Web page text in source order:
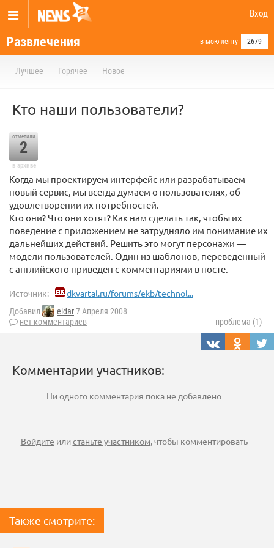
Вход
Развлечения в мою ленту 2679
Лучшее Горячее Новое
Кто наши пользователи?
отметили
2
в архиве
Когда мы проектируем интерфейс или разрабатываем
новый сервис, мы всегда думаем о пользователях, об
удовлетворении их потребностей.
Кто они? Что они хотят? Как нам сделать так, чтобы их
поведение с приложением не затрудняло им понимание их
дальнейших действий. Решить это могут персонажи —
модели пользователей. Один из шаблонов, переведенный
с английского приведен с комментариями в посте.
Источник: dkvartal.ru/forums/ekb/technol...
Добавил eldar7 Апреля 2008
нет комментариев
проблема (1)
Комментарии участников:
Ни одного комментария пока не добавлено
Войдите илистаньте участником, чтобы комментировать
Также смотрите: